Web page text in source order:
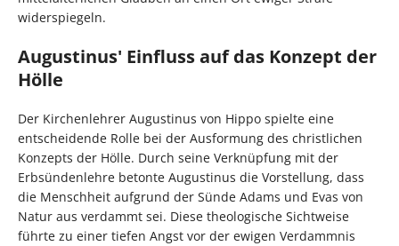
widerspiegeln.
Augustinus' Einfluss auf das Konzept der
Hölle
Der Kirchenlehrer Augustinus von Hippo spielte eine
entscheidende Rolle bei der Ausformung des christlichen
Konzepts der Hölle. Durch seine Verknüpfung mit der
Erbsündenlehre betonte Augustinus die Vorstellung, dass
die Menschheit aufgrund der Sünde Adams und Evas von
Natur aus verdammt sei. Diese theologische Sichtweise
führte zu einer tiefen Angst vor der ewigen Verdammnis